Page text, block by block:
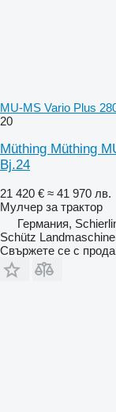
MU-MS Vario Plus
20
Müthing Müthing
Bj.24
21 420 € ≈ 41 970 лв.
Мулчер за трактор
Германия,
Schütz
Свържете се с